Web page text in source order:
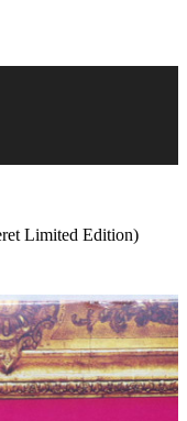
Limited Edition)